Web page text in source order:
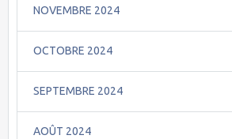
NOVEMBRE 2024
OCTOBRE 2024
SEPTEMBRE 2024
AOÛT 2024